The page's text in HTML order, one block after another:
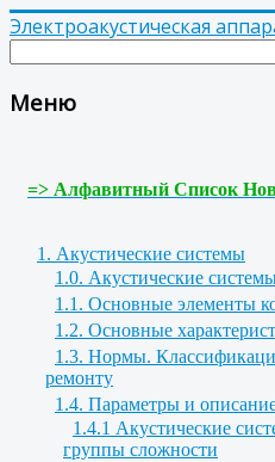
Электроакустическая
Меню
=> Алфавитный Список
1. Акустические системы
1.0. Акустические
1.1. Основные элементы
1.2. Основные
1.3. Нормы.
ремонту
1.4. Параметры и
1.4.1 Акустические
группы сложности